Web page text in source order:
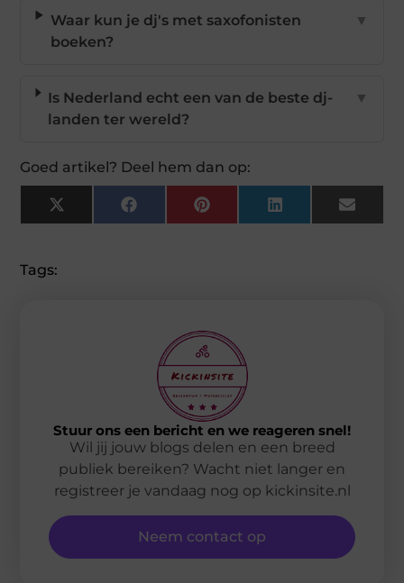
Waar kun je dj's met saxofonisten
boeken?
▼
Is Nederland echt een van de beste dj-
landen ter wereld?
▼
Goed artikel? Deel hem dan op:
X
(Twitter)
FacebookPinterestLinkedIn Email
Tags:
Stuur ons een bericht en we reageren snel!
Wil jij jouw blogs delen en een breed
publiek bereiken? Wacht niet langer en
registreer je vandaag nog op kickinsite.nl
Neem contact op